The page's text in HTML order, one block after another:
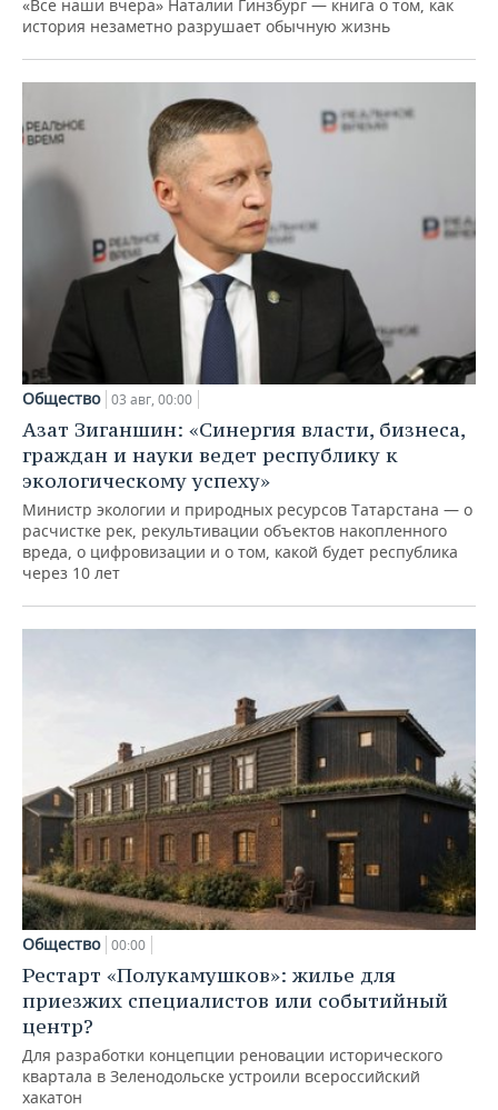
«Все наши вчера» Наталии Гинзбург — книга о том, как
история незаметно разрушает обычную жизнь
Общество 03 авг, 00:00
Азат Зиганшин: «Синергия власти, бизнеса,
граждан и науки ведет республику к
экологическому успеху»
Министр экологии и природных ресурсов Татарстана — о
расчистке рек, рекультивации объектов накопленного
вреда, о цифровизации и о том, какой будет республика
через 10 лет
Общество 00:00
Рестарт «Полукамушков»: жилье для
приезжих специалистов или событийный
центр?
Для разработки концепции реновации исторического
квартала в Зеленодольске устроили всероссийский
хакатон